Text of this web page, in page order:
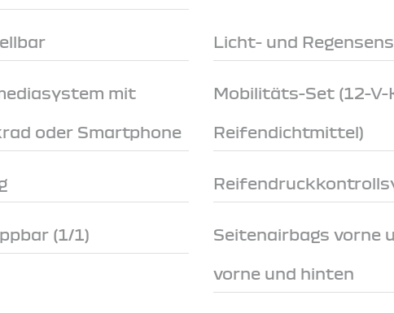
Licht- und
mit
oder Smartphone
Mobilitäts-Set (12-
Reifendichtmittel)
(1/1) Seitenairbags vorne
vorne und hinten